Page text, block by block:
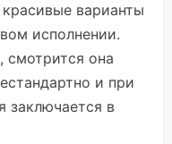
варианты
исполнении.
смотрится она
и при
заключается в